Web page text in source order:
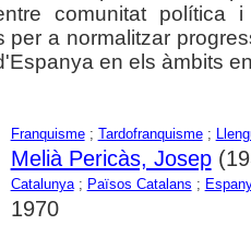
comunitat política
per a normalitzar
en els àmbits
Franquisme; Tardofranquisme;
Melià Pericàs, Josep
Catalunya; Països Catalans ;
1970